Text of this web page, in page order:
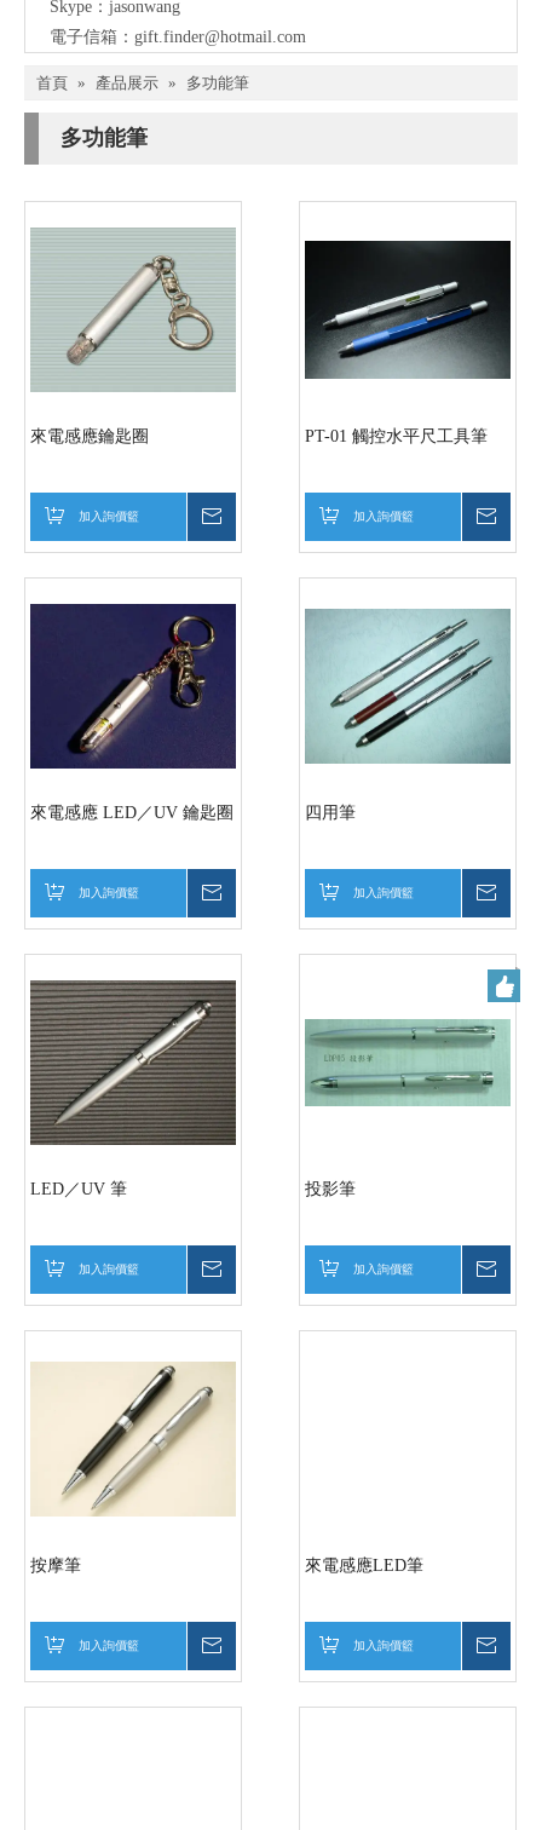
Skype：jasonwang
電子信箱： gift.finder@hotmail.com
首頁 » 產品展示 » 多功能筆
多功能筆
來電感應鑰匙圈
加入詢價籃
PT-01 觸控水平尺工具筆
加入詢價籃
來電感應 LED／UV 鑰匙圈
加入詢價籃
四用筆
加入詢價籃
LED／UV 筆
加入詢價籃
投影筆
加入詢價籃
按摩筆
加入詢價籃
來電感應LED筆
加入詢價籃